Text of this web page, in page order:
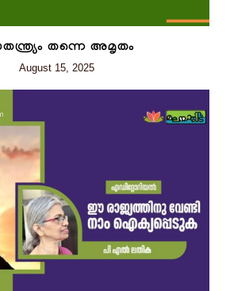
തന്നെ അമൃതം
August 15, 2025